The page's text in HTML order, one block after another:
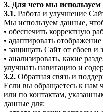
3. Для чего мы
3.1. Работа и улучшение
Мы используем данные,
• обеспечить корректную
• адаптировать
• защищать Сайт от сбоев и
• анализировать, какие
улучшать навигацию и
3.2. Обратная связь и
Если вы обращаетесь к нам
или по контактам,
данные для: